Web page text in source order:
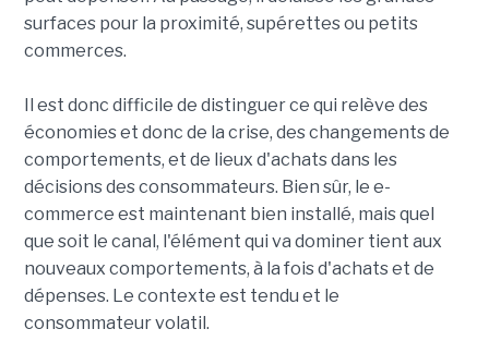
surfaces pour la proximité, supérettes ou petits
commerces.
Il est donc difficile de distinguer ce qui relève des
économies et donc de la crise, des changements de
comportements, et de lieux d'achats dans les
décisions des consommateurs. Bien sûr, le e-
commerce est maintenant bien installé, mais quel
que soit le canal, l'élément qui va dominer tient aux
nouveaux comportements, à la fois d'achats et de
dépenses. Le contexte est tendu et le
consommateur volatil.